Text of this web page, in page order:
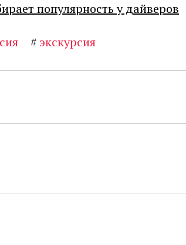
популярность у дайверов
# экскурсия